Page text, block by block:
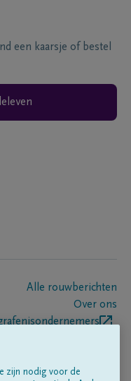
een kaarsje of bestel
Alle rouwberichten
Over ons
zijn nodig voor de